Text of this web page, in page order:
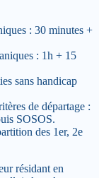
: 30 minutes +
: 1h + 15
sans handicap
de départage :
SOSOS.
des 1er, 2e
résidant en